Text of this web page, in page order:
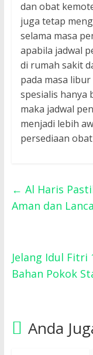
dan obat
juga tetap
selama masa
apabila jadwal
di rumah sakit
pada masa
spesialis hanya
maka jadwal
menjadi lebih
persediaan
← Al Haris
Aman dan
Jelang Idul Fitri
Bahan Pokok
Anda